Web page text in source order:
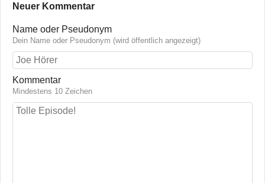
Neuer Kommentar
Name oder Pseudonym
Dein Name oder Pseudonym (wird öffentlich angezeigt)
Kommentar
Mindestens 10 Zeichen